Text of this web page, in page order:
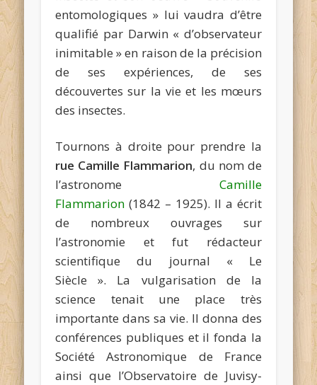
entomologiques » lui vaudra d’être
qualifié par Darwin « d’observateur
inimitable » en raison de la précision
de ses expériences, de ses
découvertes sur la vie et les mœurs
des insectes.
Tournons à droite pour prendre la
rue Camille Flammarion, du nom de
l’astronome Camille
Flammarion (1842 – 1925). Il a écrit
de nombreux ouvrages sur
l’astronomie et fut rédacteur
scientifique du journal « Le
Siècle ». La vulgarisation de la
science tenait une place très
importante dans sa vie. Il donna des
conférences publiques et il fonda la
Société Astronomique de France
ainsi que l’Observatoire de Juvisy-